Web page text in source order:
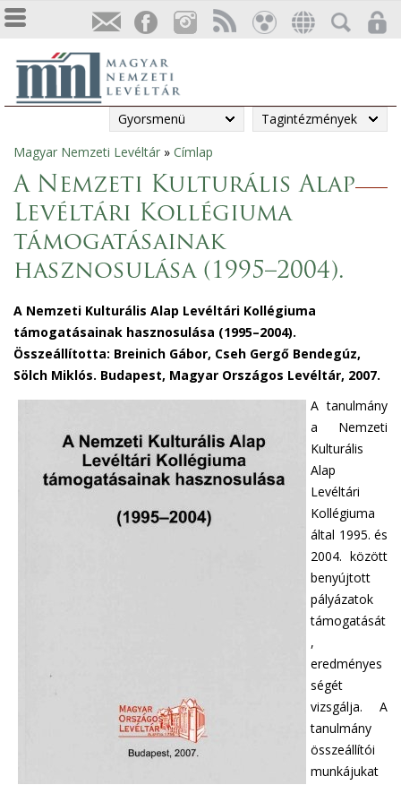
Gyorsmenü Tagintézmények
Jelenlegi
hely
Magyar Nemzeti Levéltár » Címlap
A Nemzeti Kulturális Alap
Levéltári Kollégiuma
támogatásainak
hasznosulása (1995–2004).
A Nemzeti Kulturális Alap Levéltári Kollégiuma
támogatásainak hasznosulása (1995–2004).
Összeállította: Breinich Gábor, Cseh Gergő Bendegúz,
Sölch Miklós. Budapest, Magyar Országos Levéltár, 2007.
A tanulmány
a Nemzeti
Kulturális
Alap
Levéltári
Kollégiuma
által 1995. és
2004. között
benyújtott
pályázatok
támogatását
,
eredményes
ségét
vizsgálja. A
tanulmány
összeállítói
munkájukat